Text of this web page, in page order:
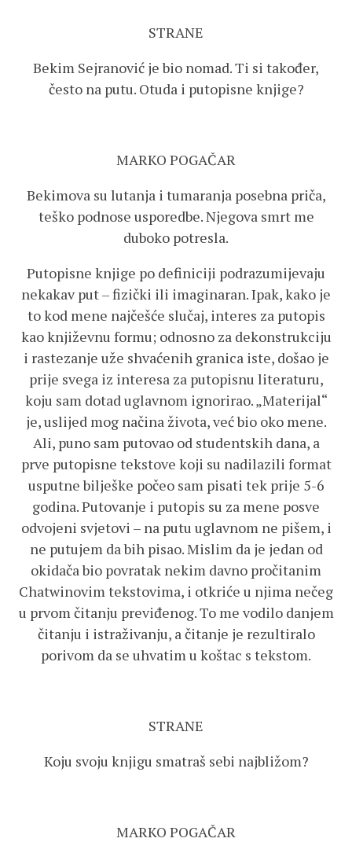
STRANE
Bekim Sejranović je bio nomad. Ti si također,
često na putu. Otuda i putopisne knjige?
MARKO POGAČAR
Bekimova su lutanja i tumaranja posebna priča,
teško podnose usporedbe. Njegova smrt me
duboko potresla.
Putopisne knjige po definiciji podrazumijevaju
nekakav put – fizički ili imaginaran. Ipak, kako je
to kod mene najčešće slučaj, interes za putopis
kao književnu formu; odnosno za dekonstrukciju
i rastezanje uže shvaćenih granica iste, došao je
prije svega iz interesa za putopisnu literaturu,
koju sam dotad uglavnom ignorirao. „Materijal“
je, uslijed mog načina života, već bio oko mene.
Ali, puno sam putovao od studentskih dana, a
prve putopisne tekstove koji su nadilazili format
usputne bilješke počeo sam pisati tek prije 5-6
godina. Putovanje i putopis su za mene posve
odvojeni svjetovi – na putu uglavnom ne pišem, i
ne putujem da bih pisao. Mislim da je jedan od
okidača bio povratak nekim davno pročitanim
Chatwinovim tekstovima, i otkriće u njima nečeg
u prvom čitanju previđenog. To me vodilo danjem
čitanju i istraživanju, a čitanje je rezultiralo
porivom da se uhvatim u koštac s tekstom.
STRANE
Koju svoju knjigu smatraš sebi najbližom?
MARKO POGAČAR